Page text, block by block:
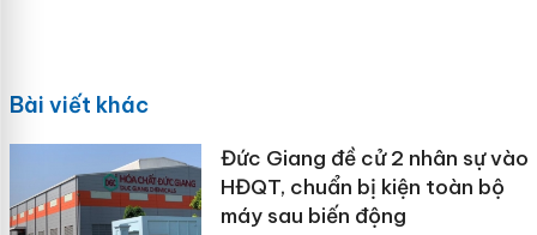
Bài viết khác
Đức Giang đề cử 2 nhân sự vào
HĐQT, chuẩn bị kiện toàn bộ
máy sau biến động